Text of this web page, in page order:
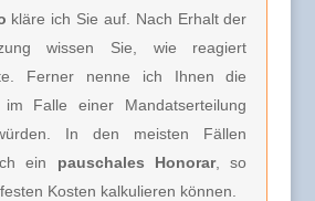
kläre ich Sie auf. Nach Erhalt der
wissen Sie, wie reagiert
Ferner nenne ich Ihnen die
Falle einer Mandatserteilung
In den meisten Fällen
ein pauschales Honorar, so
Kosten kalkulieren können.